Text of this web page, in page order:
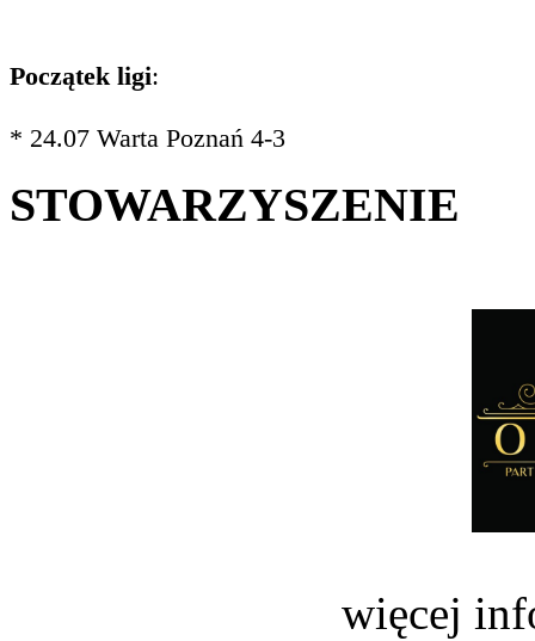
Początek ligi:
* 24.07 Warta Poznań 4-3
STOWARZYSZENIE
więcej